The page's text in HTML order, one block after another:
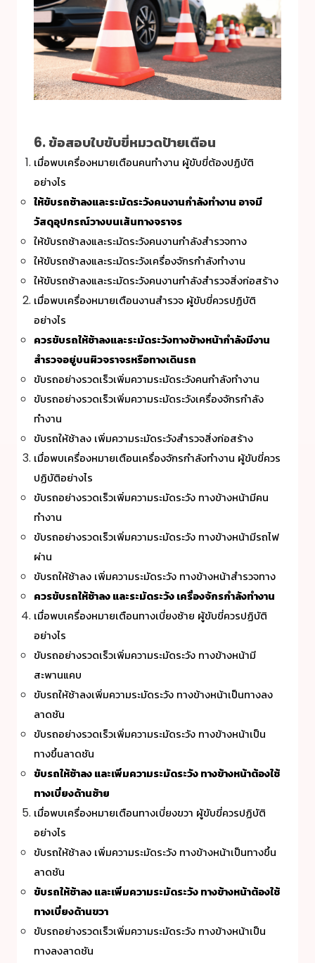
6. ข้อสอบใบขับขี่หมวดป้ายเตือน
เมื่อพบเครื่องหมายเตือนคนทำงาน ผู้ขับขี่ต้องปฏิบัติ
อย่างไร
ให้ขับรถช้าลงและระมัดระวังคนงานกำลังทำงาน อาจมี
วัสดุอุปกรณ์วางบนเส้นทางจราจร
ให้ขับรถช้าลงและระมัดระวังคนงานกำลังสำรวจทาง
ให้ขับรถช้าลงและระมัดระวังเครื่องจักรกำลังทำงาน
ให้ขับรถช้าลงและระมัดระวังคนงานกำลังสำรวจสิ่งก่อสร้าง
เมื่อพบเครื่องหมายเตือนงานสำรวจ ผู้ขับขี่ควรปฏิบัติ
อย่างไร
ควรขับรถให้ช้าลงและระมัดระวังทางข้างหน้ากำลังมีงาน
สำรวจอยู่บนผิวจราจรหรือทางเดินรถ
ขับรถอย่างรวดเร็วเพิ่มความระมัดระวังคนกำลังทำงาน
ขับรถอย่างรวดเร็วเพิ่มความระมัดระวังเครื่องจักรกำลัง
ทำงาน
ขับรถให้ช้าลง เพิ่มความระมัดระวังสำรวจสิ่งก่อสร้าง
เมื่อพบเครื่องหมายเตือนเครื่องจักรกำลังทำงาน ผู้ขับขี่ควร
ปฏิบัติอย่างไร
ขับรถอย่างรวดเร็วเพิ่มความระมัดระวัง ทางข้างหน้ามีคน
ทำงาน
ขับรถอย่างรวดเร็วเพิ่มความระมัดระวัง ทางข้างหน้ามีรถไฟ
ผ่าน
ขับรถให้ช้าลง เพิ่มความระมัดระวัง ทางข้างหน้าสำรวจทาง
ควรขับรถให้ช้าลง และระมัดระวัง เครื่องจักรกำลังทำงาน
เมื่อพบเครื่องหมายเตือนทางเบี่ยงซ้าย ผู้ขับขี่ควรปฏิบัติ
อย่างไร
ขับรถอย่างรวดเร็วเพิ่มความระมัดระวัง ทางข้างหน้ามี
สะพานแคบ
ขับรถให้ช้าลงเพิ่มความระมัดระวัง ทางข้างหน้าเป็นทางลง
ลาดชัน
ขับรถอย่างรวดเร็วเพิ่มความระมัดระวัง ทางข้างหน้าเป็น
ทางขึ้นลาดชัน
ขับรถให้ช้าลง และเพิ่มความระมัดระวัง ทางข้างหน้าต้องใช้
ทางเบี่ยงด้านซ้าย
เมื่อพบเครื่องหมายเตือนทางเบี่ยงขวา ผู้ขับขี่ควรปฏิบัติ
อย่างไร
ขับรถให้ช้าลง เพิ่มความระมัดระวัง ทางข้างหน้าเป็นทางขึ้น
ลาดชัน
ขับรถให้ช้าลง และเพิ่มความระมัดระวัง ทางข้างหน้าต้องใช้
ทางเบี่ยงด้านขวา
ขับรถอย่างรวดเร็วเพิ่มความระมัดระวัง ทางข้างหน้าเป็น
ทางลงลาดชัน